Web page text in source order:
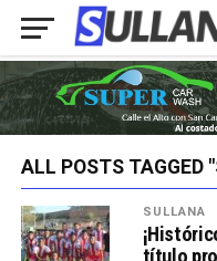
ALL POSTS TAGGED
SULLANA
título